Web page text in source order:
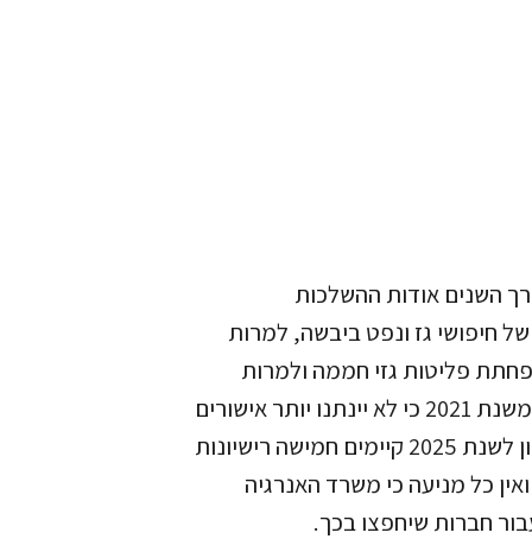
השנים אודות ההשלכות
של חיפושי גז ונפט ביבשה, למרות
פליטות גזי חממה ולמרות
הצהרת משרד האנרגיה משנת 2021 כי לא יינתנו יותר אישורים
לחיפושי נפט ביבשה, נכון לשנת 2025 קיימים חמישה רישיונות
כל מניעה כי משרד האנרגיה
חברות שיחפצו בכך.